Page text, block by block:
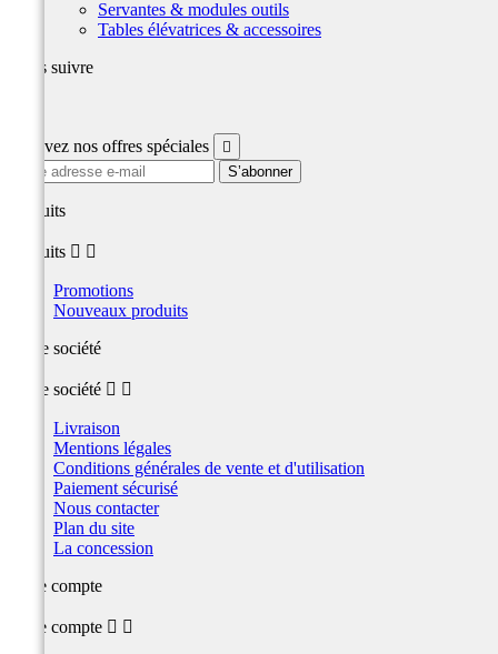
Servantes & modules outils
Tables élévatrices & accessoires
Nous suivre
Recevez nos offres spéciales 
produits
produits  
Promotions
Nouveaux produits
Notre société
Notre société  
Livraison
Mentions légales
Conditions générales de vente et d'utilisation
Paiement sécurisé
Nous contacter
Plan du site
La concession
Votre compte
Votre compte  